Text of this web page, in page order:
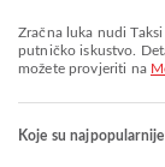
Zračna luka nudi Taksi i mnoge druge pogodnosti kako bi poboljšala vaše
putničko iskustvo.
možete provjeriti na
Koje su